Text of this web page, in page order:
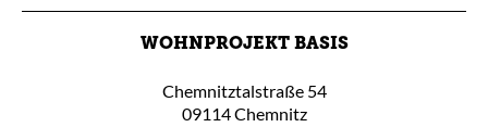
WOHNPROJEKT BASIS
Chemnitztalstraße 54
09114 Chemnitz